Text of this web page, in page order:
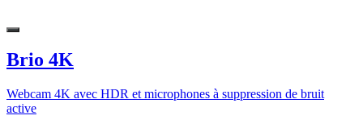
Brio 4K
Webcam 4K avec HDR et microphones à suppression de bruit
active